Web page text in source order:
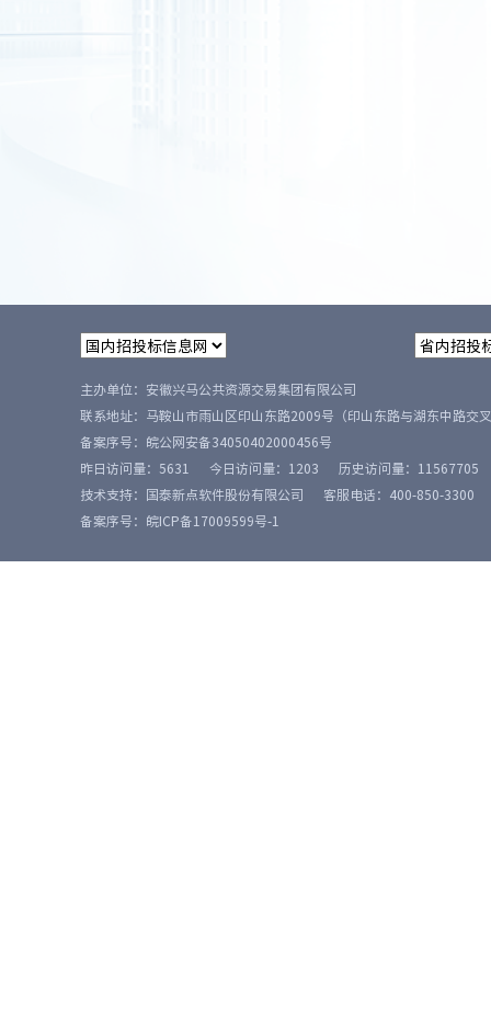
主办单位：安徽兴马公共资源交易集团有限公司
联系地址：马鞍山市雨山区印山东路2009号（印山东路与湖东中路交
备案序号： 皖公网安备34050402000456号
昨日访问量： 5631 今日访问量： 1203 历史访问量： 11567705
技术支持：国泰新点软件股份有限公司
客服电话：400-850-3300
备案序号：皖ICP备17009599号-1